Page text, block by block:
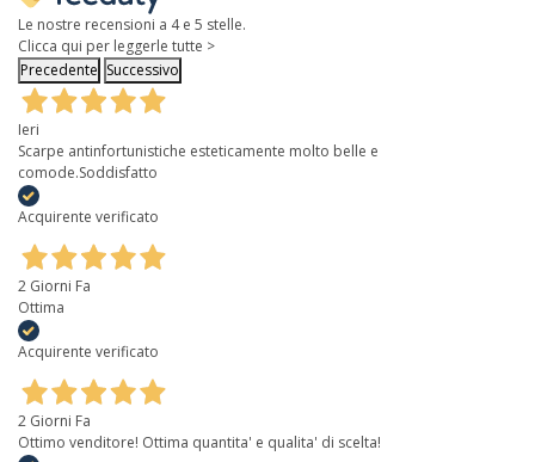
Le nostre recensioni a 4 e 5 stelle.
Clicca qui per leggerle tutte >
Precedente Successivo
Ieri
Scarpe antinfortunistiche esteticamente molto belle e
comode.Soddisfatto
Acquirente verificato
2 Giorni Fa
Ottima
Acquirente verificato
2 Giorni Fa
Ottimo venditore! Ottima quantita' e qualita' di scelta!